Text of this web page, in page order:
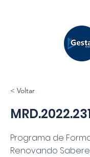
< Voltar
Programa de
Renovando